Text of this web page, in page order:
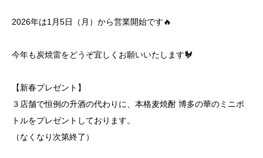
2026年は1月5日（月）から営業開始です🔥
今年も炭焼雷をどうぞ宜しくお願いいたします🐓
【新春プレゼント】
３店舗で恒例の升酒の代わりに、本格麦焼酎 博多の華のミニボ
トルをプレゼントしております。
（なくなり次第終了）